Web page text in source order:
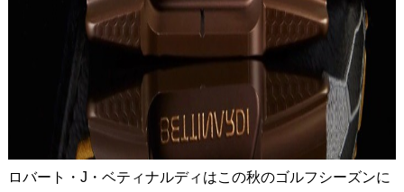
ロバート・J・ベティナルディはこの秋のゴルフシーズンに